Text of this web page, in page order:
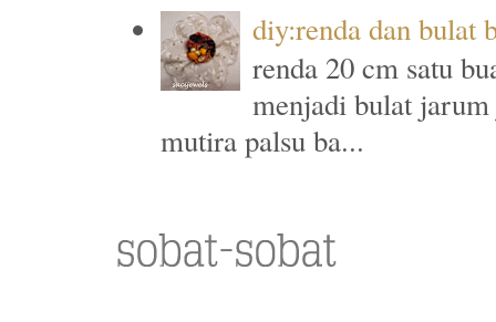
diy:renda dan bulat
renda 20 cm satu
menjadi bulat
mutira palsu ba...